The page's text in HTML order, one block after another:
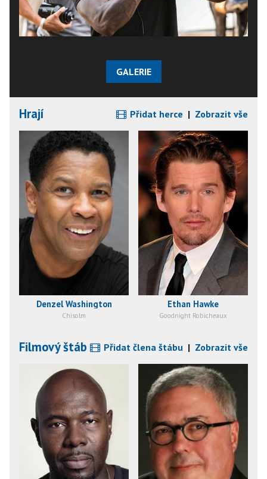
GALERIE
Hrají Přidat herce | Zobrazit vše
Denzel Washington
Chisolm
Ethan Hawke
Goodnight Robicheaux
Filmový štáb Přidat člena štábu | Zobrazit vše